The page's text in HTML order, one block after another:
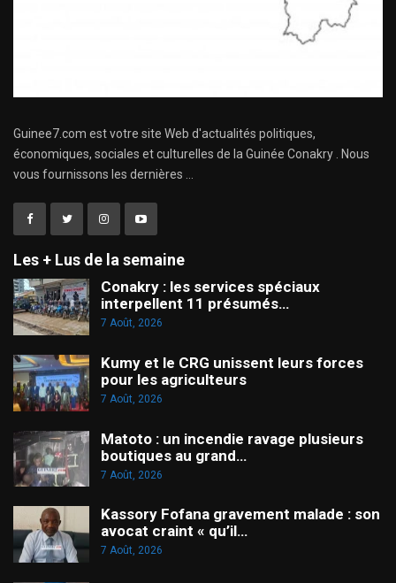
Guinee7.com est votre site Web d'actualités politiques,
économiques, sociales et culturelles de la Guinée Conakry . Nous
vous fournissons les dernières ...
Les + Lus de la semaine
Conakry : les services spéciaux
interpellent 11 présumés…
7 Août, 2026
Kumy et le CRG unissent leurs forces
pour les agriculteurs
7 Août, 2026
Matoto : un incendie ravage plusieurs
boutiques au grand…
7 Août, 2026
Kassory Fofana gravement malade : son
avocat craint « qu’il…
7 Août, 2026